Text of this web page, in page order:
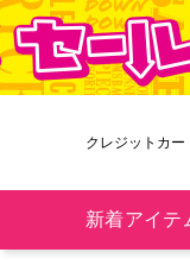
クレジットカ
新着アイテ